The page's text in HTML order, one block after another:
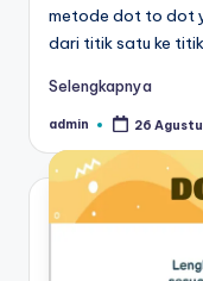
metode dot to dot
dari titik satu ke
Selengkapnya
Posted
admin 26